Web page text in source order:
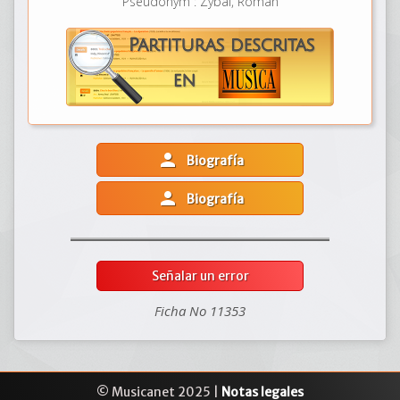
person Biografía
person Biografía
Señalar un error
Ficha No 11353
© Musicanet 2025 | Notas legales